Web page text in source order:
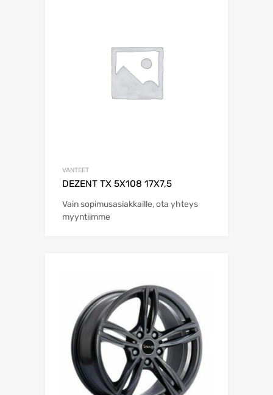
VANTEET
DEZENT TX 5X108 17X7,5
Vain sopimusasiakkaille, ota yhteys
myyntiimme